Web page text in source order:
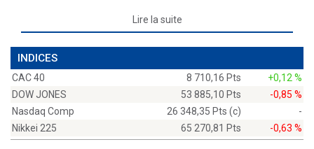
Lire la suite
INDICES
CAC 40 8 710,16 Pts
+0,12 %
DOW JONES
53 885,10 Pts
-0,85 %
Nasdaq Comp
26 348,35 Pts (c)
-
Nikkei 225
65 270,81 Pts -0,63 %